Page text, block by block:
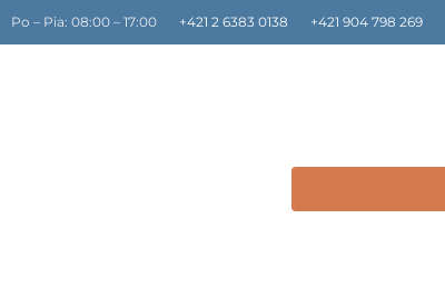
Preskočiť
na
Po – Pia: 08:00 – 17:00 +421 2 6383 0138 +421 904 798 269